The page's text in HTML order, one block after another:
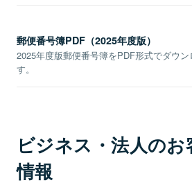
郵便番号簿PDF（2025年度版）
2025年度版郵便番号簿をPDF形式でダウン
す。
ビジネス・法人の
情報